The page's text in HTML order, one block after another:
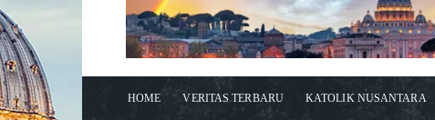
HOME VERITAS TERBARU KATOLIK NUSANTARA